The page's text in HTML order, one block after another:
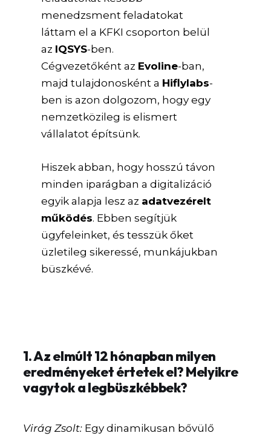
menedzsment feladatokat
láttam el a KFKI csoporton belül
az IQSYS-ben.
Cégvezetőként az Evoline-ban,
majd tulajdonosként a Hiflylabs-
ben is azon dolgozom, hogy egy
nemzetközileg is elismert
vállalatot építsünk.
Hiszek abban, hogy hosszú távon
minden iparágban a digitalizáció
egyik alapja lesz az adatvezérelt
működés. Ebben segítjük
ügyfeleinket, és tesszük őket
üzletileg sikeressé, munkájukban
büszkévé.
1. Az elmúlt 12 hónapban milyen
eredményeket értetek el? Melyikre
vagytok a legbüszkébbek?
Virág Zsolt: Egy dinamikusan bővülő